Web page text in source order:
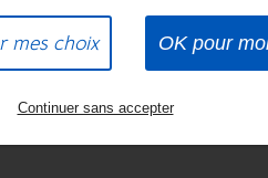
mes choix OK pour
Continuer sans accepter